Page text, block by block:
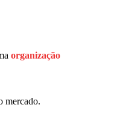
organização
mercado.